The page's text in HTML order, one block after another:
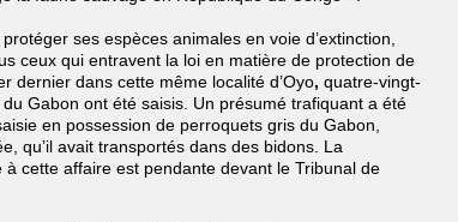
ses espèces animales en voie d’extinction,
ceux qui entravent la loi en matière de protection de
dernier dans cette même localité d’Oyo, quatre-vingt-
Gabon ont été saisis. Un présumé trafiquant a été
en possession de perroquets gris du Gabon,
qu’il avait transportés dans des bidons. La
cette affaire est pendante devant le Tribunal de